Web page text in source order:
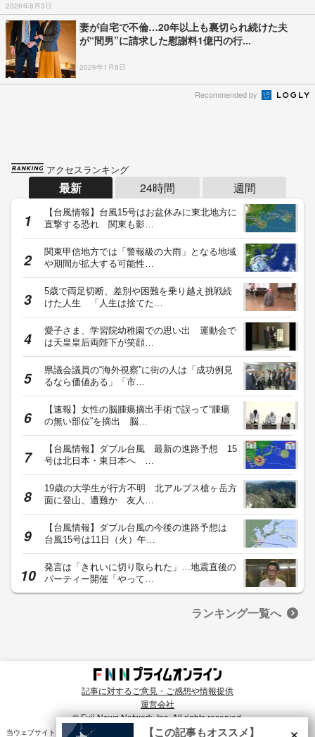
2026年8月3日
妻が自宅で不倫…20年以上も裏切られ続けた夫
が“間男”に請求した慰謝料1億円の行...
2026年1月8日
Recommended by
アクセスランキング
最新 24時間 週間
【台風情報】台風15号はお盆休みに東北地方に
直撃する恐れ 関東も影…
関東甲信地方では「警報級の大雨」となる地域
や期間が拡大する可能性…
5歳で両足切断、差別や困難を乗り越え挑戦続
けた人生 「人生は捨てた…
愛子さま、学習院幼稚園での思い出 運動会で
は天皇皇后両陛下が笑顔…
県議会議員の“海外視察”に街の人は「成功例見
るなら価値ある」「市…
【速報】女性の脳腫瘍摘出手術で誤って“腫瘍
の無い部位”を摘出 脳…
【台風情報】ダブル台風 最新の進路予想 15
号は北日本・東日本へ …
19歳の大学生が行方不明 北アルプス槍ヶ岳方
面に登山、遭難か 友人…
【台風情報】ダブル台風の今後の進路予想は
台風15号は11日（火）午…
発言は「きれいに切り取られた」…地震直後の
パーティー開催「やって…
ランキング一覧へ
記事に対するご意見・ご感想や情報提供
運営会社
© Fuji News Network, Inc. All rights reserved.
当ウェブサイトでは、ユーザのニーズ・興味・関⼼に合致したコンテンツや広告配信を提供する
×
【この記事もオススメ】